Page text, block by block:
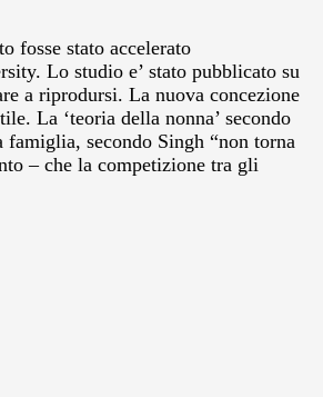
fosse stato accelerato
Lo studio e’ stato pubblicato su
a riprodursi. La nuova concezione
La ‘teoria della nonna’ secondo
famiglia, secondo Singh “non torna
– che la competizione tra gli